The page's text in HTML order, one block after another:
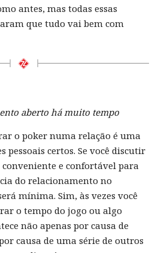
antes, mas todas essas
que tudo vai bem com
aberto há muito tempo
o poker numa relação é uma
pessoais certos. Se você discutir
e confortável para
do relacionamento no
mínima. Sim, às vezes você
o tempo do jogo ou algo
não apenas por causa de
causa de uma série de outros